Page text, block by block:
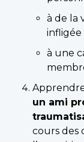
à de la
à une
un ami
cours des